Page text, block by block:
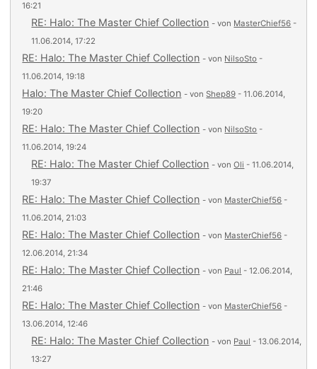
16:21
RE: Halo: The Master Chief Collection - von MasterChief56 -
11.06.2014, 17:22
RE: Halo: The Master Chief Collection - von NilsoSto -
11.06.2014, 19:18
Halo: The Master Chief Collection - vonShep89 - 11.06.2014,
19:20
RE: Halo: The Master Chief Collection - von NilsoSto -
11.06.2014, 19:24
RE: Halo: The Master Chief Collection - vonOli - 11.06.2014,
19:37
RE: Halo: The Master Chief Collection - von MasterChief56 -
11.06.2014, 21:03
RE: Halo: The Master Chief Collection - von MasterChief56 -
12.06.2014, 21:34
RE: Halo: The Master Chief Collection - von Paul - 12.06.2014,
21:46
RE: Halo: The Master Chief Collection - von MasterChief56 -
13.06.2014, 12:46
RE: Halo: The Master Chief Collection - von Paul - 13.06.2014,
13:27